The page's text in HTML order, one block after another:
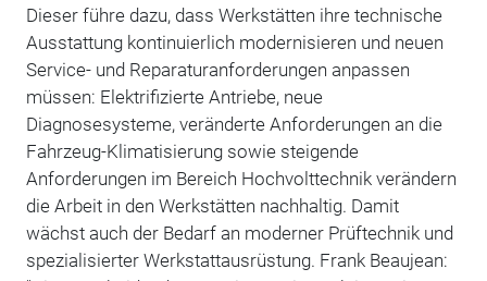
Dieser führe dazu, dass Werkstätten ihre technische
Ausstattung kontinuierlich modernisieren und neuen
Service- und Reparaturanforderungen anpassen
müssen: Elektrifizierte Antriebe, neue
Diagnosesysteme, veränderte Anforderungen an die
Fahrzeug-Klimatisierung sowie steigende
Anforderungen im Bereich Hochvolttechnik verändern
die Arbeit in den Werkstätten nachhaltig. Damit
wächst auch der Bedarf an moderner Prüftechnik und
spezialisierter Werkstattausrüstung. Frank Beaujean: